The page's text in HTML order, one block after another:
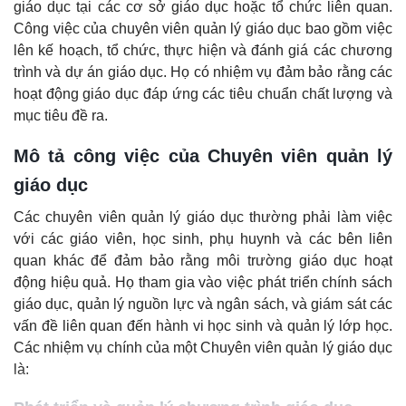
giáo dục tại các cơ sở giáo dục hoặc tổ chức liên quan.
Công việc của chuyên viên quản lý giáo dục bao gồm việc
lên kế hoạch, tổ chức, thực hiện và đánh giá các chương
trình và dự án giáo dục. Họ có nhiệm vụ đảm bảo rằng các
hoạt động giáo dục đáp ứng các tiêu chuẩn chất lượng và
mục tiêu đề ra.
Mô tả công việc của Chuyên viên quản lý
giáo dục
Các chuyên viên quản lý giáo dục thường phải làm việc
với các giáo viên, học sinh, phụ huynh và các bên liên
quan khác để đảm bảo rằng môi trường giáo dục hoạt
động hiệu quả. Họ tham gia vào việc phát triển chính sách
giáo dục, quản lý nguồn lực và ngân sách, và giám sát các
vấn đề liên quan đến hành vi học sinh và quản lý lớp học.
Các nhiệm vụ chính của một Chuyên viên quản lý giáo dục
là: